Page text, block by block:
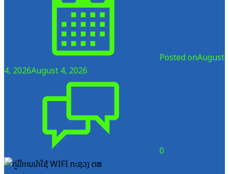
Posted onAugust
4, 2026August 4, 2026
0